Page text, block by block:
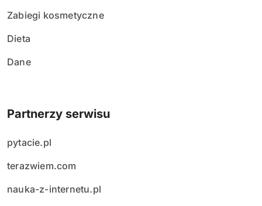
Zabiegi kosmetyczne
Dieta
Dane
Partnerzy serwisu
pytacie.pl
terazwiem.com
nauka-z-internetu.pl